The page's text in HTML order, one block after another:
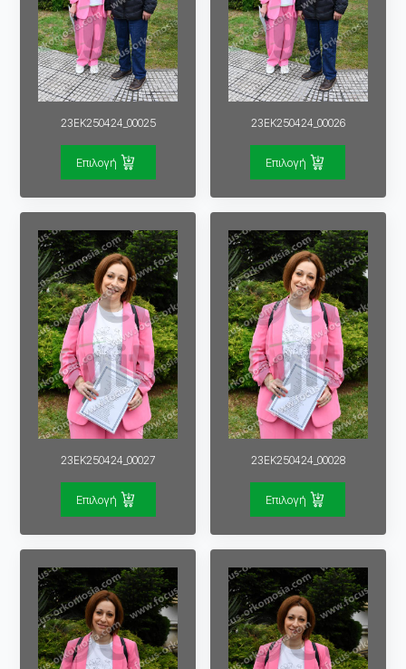
23EK250424_00025
Επιλογή
23EK250424_00026
Επιλογή
23EK250424_00027
Επιλογή
23EK250424_00028
Επιλογή